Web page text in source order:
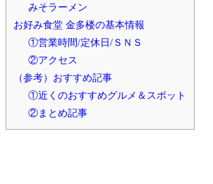
みそラーメン
お好み食堂 金多楼の基本情報
①営業時間/定休日/ＳＮＳ
②アクセス
（参考）おすすめ記事
①近くのおすすめグルメ＆スポット
②まとめ記事